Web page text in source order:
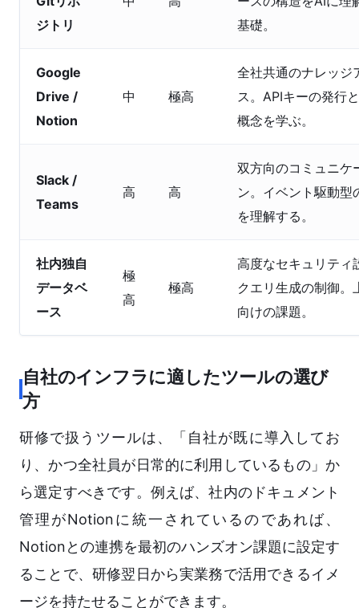
ジトリ
基礎。
Google
Drive /
Notion
中 極高
全社共通のナレッジ
ス。APIキーの発行
概念を学ぶ。
Slack /
Teams
高 高
双方向のコミュニケ
ン。イベント駆動型
を理解する。
社内独自
データベ
ース
極
高
極高
高度なセキュリティ
クエリ生成の制御。
向けの課題。
自社のインフラに適したツールの選び
方
研修で扱うツールは、「自社が既に導入してお
り、かつ全社員が日常的に利用しているもの」か
ら選定すべきです。例えば、社内のドキュメント
管理がNotionに統一されているのであれば、
Notionとの連携を最初のハンズオン課題に設定す
ることで、研修翌日から実業務で活用できるイメ
ージを持たせることができます。